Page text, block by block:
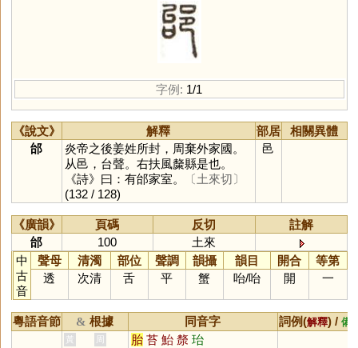
字例: 1/1
《說文》 解釋 部居
相關異體
邰
炎帝之後姜姓所封，周棄外家國。
从邑，台聲。右扶風斄縣是也。
《詩》曰：有邰家室。
〔土來切〕
(132 / 128)
邑
《廣韻》 頁碼 反切
註解
邰
100
土來
中
古
音
聲母 清濁 部位 聲調 韻攝 韻目 開合
等第
透
次清 舌 平 蟹 咍/咍 開 一
粵語音節 & 根據 同音字 詞例(解釋) / 備
黃 周 胎 苔 鮐 漦 珆